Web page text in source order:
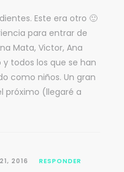
Este era otro 🙂
para entrar de
Mata, Victor, Ana
y todos los que se han
como niños. Un gran
próximo (llegaré a
2016 RESPONDER